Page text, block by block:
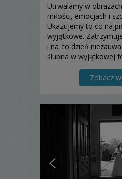
Utrwalamy w
miłości, emocjach i
Ukazujemy to co
wyjątkowe.
i na co dzień
ślubna w wyjątkowej
także dokładność i
Zobacz